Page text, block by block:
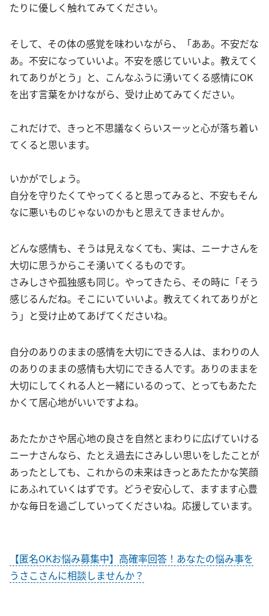
たりに優しく触れてみてください。
そして、その体の感覚を味わいながら、「ああ。不安だな
あ。不安になっていいよ。不安を感じていいよ。教えてく
れてありがとう」と、こんなふうに湧いてくる感情にOK
を出す言葉をかけながら、受け止めてみてください。
これだけで、きっと不思議なくらいスーッと心が落ち着い
てくると思います。
いかがでしょう。
自分を守りたくてやってくると思ってみると、不安もそん
なに悪いものじゃないのかもと思えてきませんか。
どんな感情も、そうは見えなくても、実は、ニーナさんを
大切に思うからこそ湧いてくるものです。
さみしさや孤独感も同じ。やってきたら、その時に「そう
感じるんだね。そこにいていいよ。教えてくれてありがと
う」と受け止めてあげてくださいね。
自分のありのままの感情を大切にできる人は、まわりの人
のありのままの感情も大切にできる人です。ありのままを
大切にしてくれる人と一緒にいるのって、とってもあたた
かくて居心地がいいですよね。
あたたかさや居心地の良さを自然とまわりに広げていける
ニーナさんなら、たとえ過去にさみしい思いをしたことが
あったとしても、これからの未来はきっとあたたかな笑顔
にあふれていくはずです。どうぞ安心して、ますます心豊
かな毎日を過ごしていってくださいね。応援しています。
【匿名OKお悩み募集中】高確率回答！あなたの悩み事を
うさこさんに相談しませんか？